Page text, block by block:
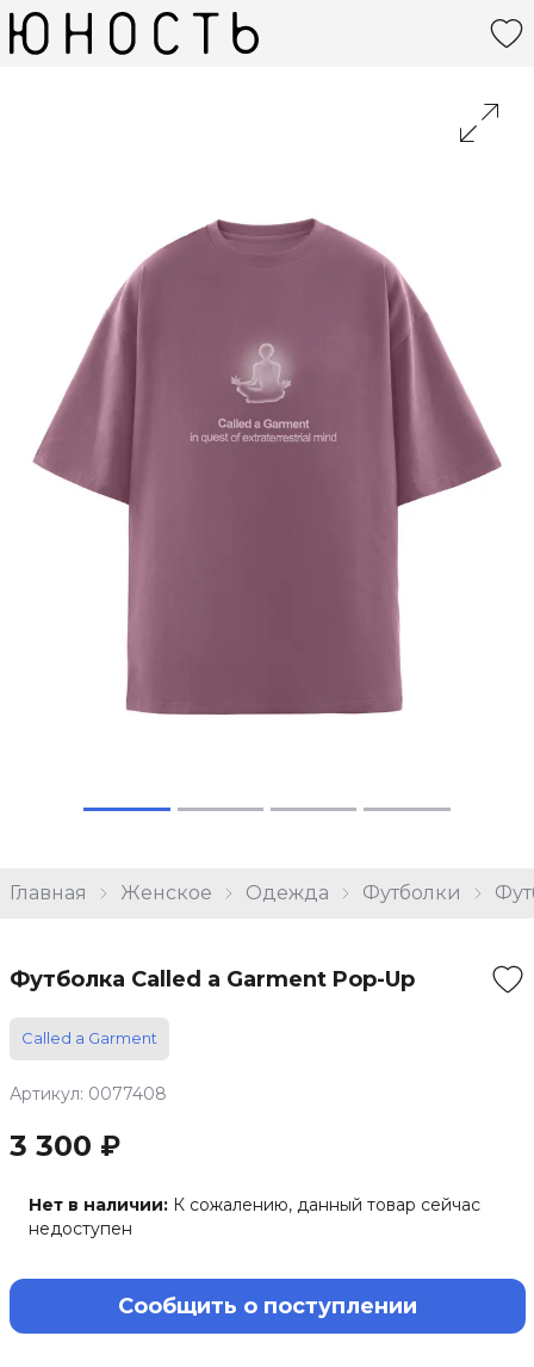
Главная Женское Одежда Футболки
Футболка Called a Garment Pop-Up
Called a Garment
Артикул: 0077408
3 300 ₽
Нет в наличии: К сожалению, данный товар сейчас
недоступен
Сообщить о поступлении